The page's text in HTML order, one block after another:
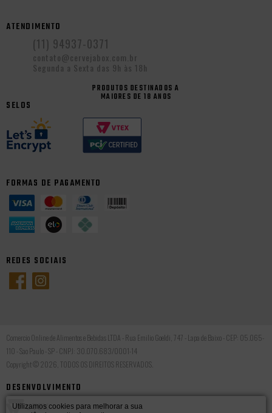
ATENDIMENTO
(11) 94937-0371
contato@cervejabox.com.br
Segunda a Sexta das 9h às 18h
PRODUTOS DESTINADOS A
MAIORES DE 18 ANOS
SELOS
FORMAS DE PAGAMENTO
REDES SOCIAIS
Comercio Online de Alimentos e Bebidas LTDA - Rua Emilio Goeldi, 747 - Lapa de Baixo - CEP: 05.065-
110 - Sao Paulo - SP - CNPJ: 30.070.683/0001-14
Copyright © 2026, TODOS OS DIREITOS RESERVADOS.
DESENVOLVIMENTO
Utilizamos cookies para melhorar a sua